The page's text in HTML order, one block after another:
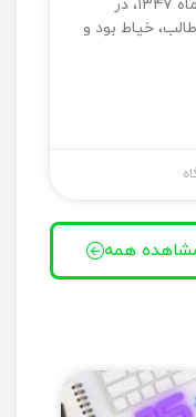
سیدحمیدرضا سیاهپوش، ۱۵ دی ماه ۱۳۴۷، در
خیاط بود و
همه